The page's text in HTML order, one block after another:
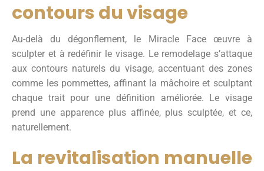
contours du visage
Au-delà du dégonflement, le Miracle Face œuvre à
sculpter et à redéfinir le visage. Le remodelage s’attaque
aux contours naturels du visage, accentuant des zones
comme les pommettes, affinant la mâchoire et sculptant
chaque trait pour une définition améliorée. Le visage
prend une apparence plus affinée, plus sculptée, et ce,
naturellement.
La revitalisation manuelle